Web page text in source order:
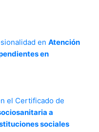
en Atención
en
el Certificado de
a
sociales